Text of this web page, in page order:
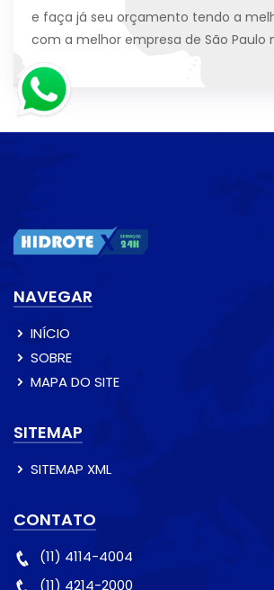
e faça já seu orçamento tendo a
com a melhor empresa de São Paulo
NAVEGAR
INÍCIO
SOBRE
MAPA DO SITE
SITEMAP
SITEMAP XML
CONTATO
(11) 4114-4004
(11) 4214-2000